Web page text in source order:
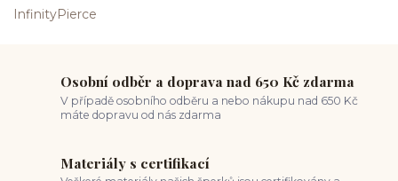
Osobní odběr a doprava nad 650 Kč zdarma
V případě osobního odběru a nebo nákupu nad 650 Kč
máte dopravu od nás zdarma
Materiály s certifikací